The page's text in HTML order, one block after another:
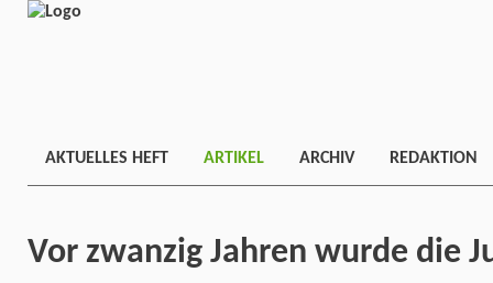
AKTUELLES HEFT ARTIKEL ARCHIV REDAKTION
Vor zwanzig Jahren wurde die